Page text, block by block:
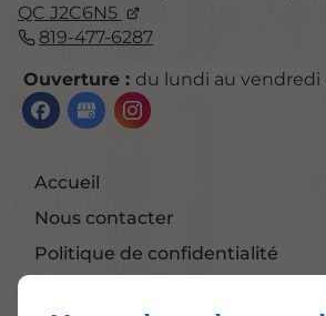
QC J2C6N5
819-477-6287
Ouverture : du lundi au vendredi
Accueil
Nous contacter
Politique de confidentialité